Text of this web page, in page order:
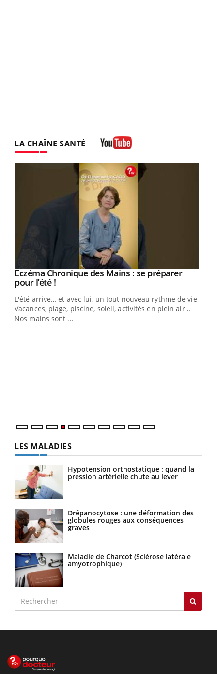
LA CHAÎNE SANTÉ
Youtube
Eczéma Chronique des Mains : se préparer
pour l’été !Youtube
L'été arrive… et avec lui, un tout nouveau rythme de vie !
Vacances, plage, piscine, soleil, activités en plein air…
Nos mains sont ...
LES MALADIES
Hypotension orthostatique : quand la
pression artérielle chute au lever
Drépanocytose : une déformation des
globules rouges aux conséquences
graves
Maladie de Charcot (Sclérose latérale
amyotrophique)